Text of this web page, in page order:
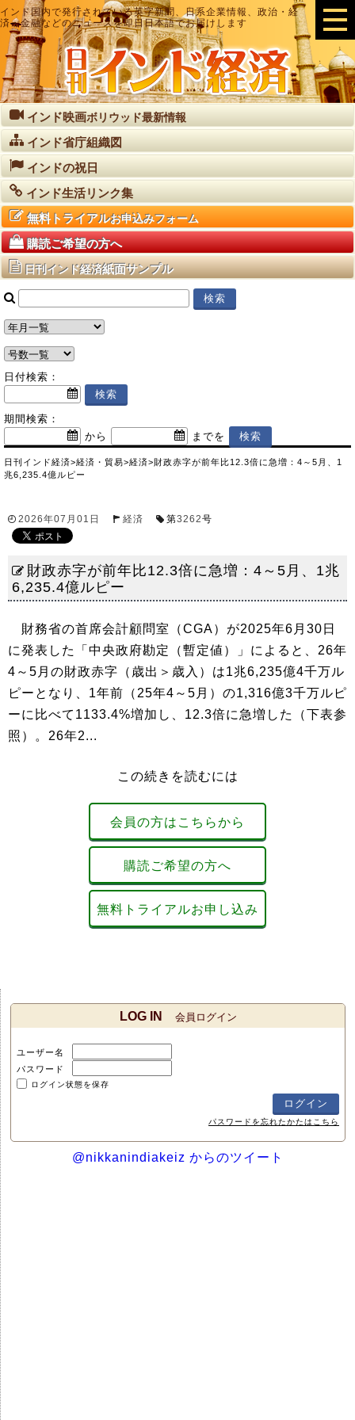
インド国内で発行されている英字新聞、日系企業情報、政治・経
済・金融などのニュースを即日日本語でお届けします
インド映画ボリウッド最新情報
インド省庁組織図
インドの祝日
インド生活リンク集
無料トライアルお申込みフォーム
購読ご希望の方へ
日刊インド経済紙面サンプル
日付検索：
期間検索：
から
までを
日刊インド経済>経済・貿易>経済>財政赤字が前年比12.3倍に急増：4～5月、1
兆6,235.4億ルピー
2026年07月01日 経済 第3262号
財政赤字が前年比12.3倍に急増：4～5月、1兆
6,235.4億ルピー
財務省の首席会計顧問室（CGA）が2025年6月30日
に発表した「中央政府勘定（暫定値）」によると、26年
4～5月の財政赤字（歳出＞歳入）は1兆6,235億4千万ル
ピーとなり、1年前（25年4～5月）の1,316億3千万ルピ
ーに比べて1133.4%増加し、12.3倍に急増した（下表参
照）。26年2...
この続きを読むには
会員の方はこちらから
購読ご希望の方へ
無料トライアルお申し込み
LOG IN 会員ログイン
ユーザー名
パスワード
ログイン状態を保存
パスワードを忘れたかたはこちら
@nikkanindiakeiz からのツイート